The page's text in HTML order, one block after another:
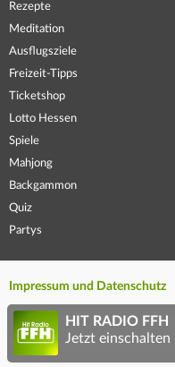
Rezepte
Meditation
Ausflugsziele
Freizeit-Tipps
Ticketshop
Lotto Hessen
Spiele
Mahjong
Backgammon
Quiz
Partys
Impressum und Datenschutz
HIT RADIO FFH
Jetzt einschalten